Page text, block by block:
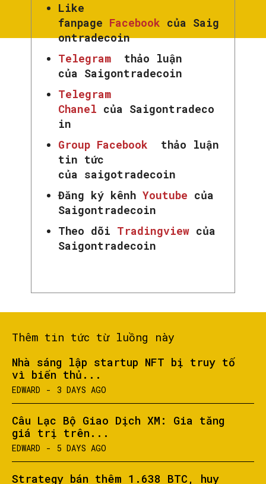
Like
fanpage Facebook của Saig
ontradecoin
Telegram
thảo luận
của Saigontradecoin
Telegram
Chanel của Saigontradeco
in
Group Facebook
thảo luận
tin tức
của saigotradecoin
Đăng ký kênh Youtube của
Saigontradecoin
Theo dõi Tradingview của
Saigontradecoin
Thêm tin tức từ luồng này
Nhà sáng lập startup NFT bị truy tố
vì biển thủ...
EDWARD - 3 DAYS AGO
Câu Lạc Bộ Giao Dịch XM: Gia tăng
giá trị trên...
EDWARD - 5 DAYS AGO
Strategy bán thêm 1.638 BTC, huy